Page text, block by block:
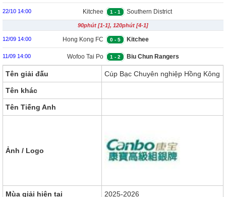
22/10 14:00 Kitchee 1 - 1 Southern District
90phút [1-1], 120phút [4-1]
12/09 14:00 Hong Kong FC 0 - 5 Kitchee
11/09 14:00 Wofoo Tai Po 1 - 2 Biu Chun Rangers
Tên giải đấu Cúp Bạc Chuyên nghiệp Hồng Kông
Tên khác
Tên Tiếng Anh
Ảnh / Logo
Mùa giải hiện tại 2025-2026